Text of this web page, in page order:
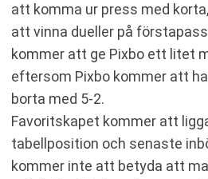
att komma ur press med
att vinna dueller på
kommer att ge Pixbo ett litet
eftersom Pixbo kommer att
borta med 5-2.
Favoritskapet kommer att
tabellposition och senaste
kommer inte att betyda att